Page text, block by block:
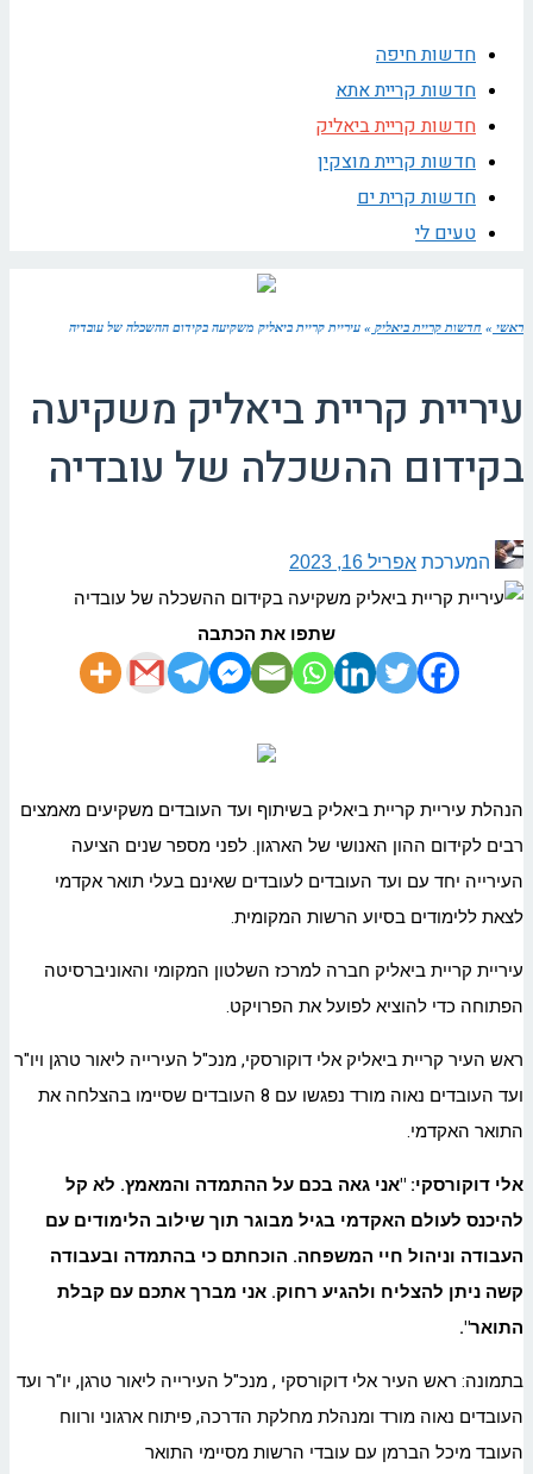
חדשות חיפה
חדשות קריית אתא
חדשות קריית ביאליק
חדשות קריית מוצקין
חדשות קרית ים
טעים לי
ראשי » חדשות קריית ביאליק » עיריית קריית ביאליק משקיעה בקידום ההשכלה של עובדיה
עיריית קריית ביאליק משקיעה
בקידום ההשכלה של עובדיה
המערכת אפריל 16, 2023
שתפו את הכתבה
הנהלת עיריית קריית ביאליק בשיתוף ועד העובדים משקיעים מאמצים
רבים לקידום ההון האנושי של הארגון. לפני מספר שנים הציעה
העירייה יחד עם ועד העובדים לעובדים שאינם בעלי תואר אקדמי
לצאת ללימודים בסיוע הרשות המקומית.
עיריית קריית ביאליק חברה למרכז השלטון המקומי והאוניברסיטה
הפתוחה כדי להוציא לפועל את הפרויקט.
ראש העיר קריית ביאליק אלי דוקורסקי, מנכ"ל העירייה ליאור טרגן ויו"ר
ועד העובדים נאוה מורד נפגשו עם 8 העובדים שסיימו בהצלחה את
התואר האקדמי.
אלי דוקורסקי: "אני גאה בכם על ההתמדה והמאמץ. לא קל
להיכנס לעולם האקדמי בגיל מבוגר תוך שילוב הלימודים עם
העבודה וניהול חיי המשפחה. הוכחתם כי בהתמדה ובעבודה
קשה ניתן להצליח ולהגיע רחוק. אני מברך אתכם עם קבלת
התואר".
בתמונה: ראש העיר אלי דוקורסקי , מנכ"ל העירייה ליאור טרגן, יו"ר ועד
העובדים נאוה מורד ומנהלת מחלקת הדרכה, פיתוח ארגוני ורווח
העובד מיכל הברמן עם עובדי הרשות מסיימי התואר